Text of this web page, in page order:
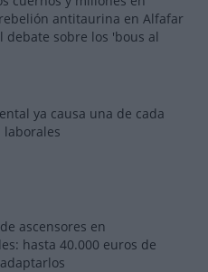
antitaurina en Alfafar
debate sobre los 'bous al
ya causa una de cada
laborales
ascensores en
hasta 40.000 euros de